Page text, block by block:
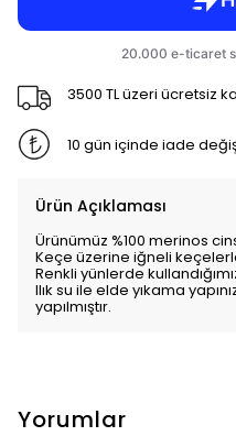
3500 TL üzeri ücretsiz
10 gün içinde iade
Ürün Açıklaması
Ürünümüz %100 merinos
Keçe üzerine iğneli
Renkli yünlerde
Ilık su ile elde yıkama
yapılmıştır.
Yorumlar